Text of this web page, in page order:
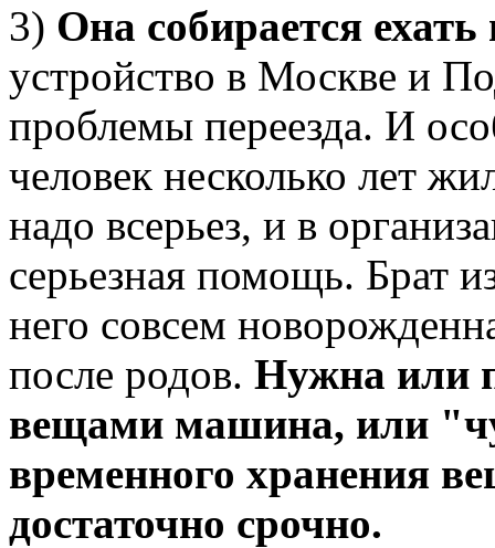
3) Она собирается
устройство в Москве и
проблемы переезда. И
человек несколько лет
надо всерьез, и в
серьезная помощь. Брат
него совсем
после родов. Нужна или
вещами машина, или
временного хранения
достаточно срочно.